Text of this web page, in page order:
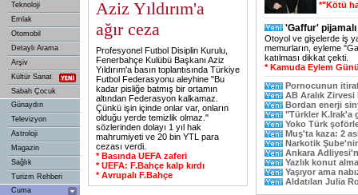
Aziz Yıldırım'a
ağır ceza
Profesyonel Futbol Disiplin Kurulu,
Fenerbahçe Kulübü Başkanı Aziz
Yıldırım'a basın toplantısında Türkiye
Futbol Federasyonu aleyhine "Bu
kadar pisliğe batmış bir ortamın
altından Federasyon kalkamaz.
Çünkü işin içinde onlar var, onların
olduğu yerde temizlik olmaz."
sözlerinden dolayı 1 yıl hak
mahrumiyeti ve 20 bin YTL para
cezası verdi.
* Basında UEFA zaferi
* UEFA: F.Bahçe kalp kırdı
* Avrupalı F.Bahçe
*"Kötü
'Gaffur'
Otoyol ve gişelerde iş
memurların, eyleme
katılması dikkat çekti.
* Kamuda Eylem
Pornocunun
AB Aralık Zirvesi
Bordan enerji
"Türkler K.Irak'a
Yoko Türk
Muş'ta kaza: 2
Narkotik
Ankara
Yazlık konut
Yaşıyor ama
Aldatılan Julia
Teknoloji
Emlak
Otomobil
Detaylı Arama
Arşiv
Kültür Sanat
Sabah Çocuk
Günaydın
Televizyon
Astroloji
Magazin
Sağlık
Turizm Rehberi
Cuma